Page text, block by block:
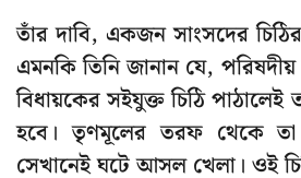
তাঁর দাবি, একজন সাংসদের
এমনকি তিনি জানান যে,
বিধায়কের সইযুক্ত চিঠি পাঠালেই
হবে। তৃণমূলের তরফ থেকে তা
সেখানেই ঘটে আসল খেলা। ওই